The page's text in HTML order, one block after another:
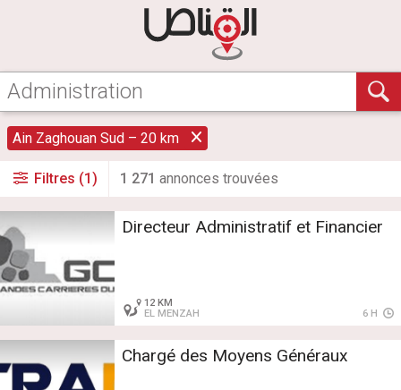
Ain Zaghouan Sud – 20 km
Filtres (1) 1 271 annonces trouvées
Directeur Administratif et Financier
12 KM
EL MENZAH
6 H
Chargé des Moyens Généraux